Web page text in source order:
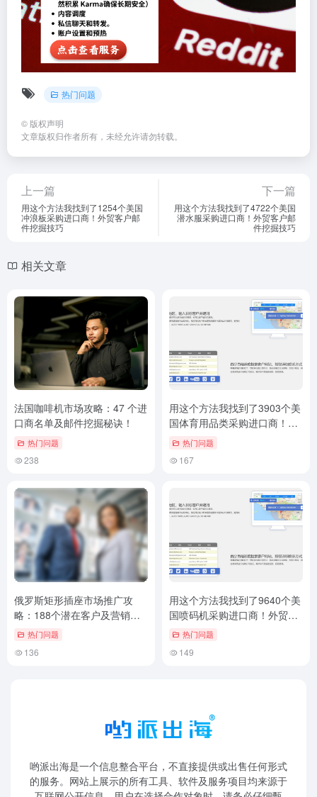
热门问题
© 版权声明
文章版权归作者所有，未经允许请勿转载。
上一篇
用这个方法我找到了1254个美国
冲浪板采购进口商！外贸客户邮
件挖掘技巧
下一篇
用这个方法我找到了4722个美国
潜水服采购进口商！外贸客户邮
件挖掘技巧
相关文章
法国咖啡机市场攻略：47 个进
口商名单及邮件挖掘秘诀！
热门问题
238
用这个方法我找到了3903个美
国体育用品类采购进口商！外
贸客户邮件挖掘技巧
热门问题
167
俄罗斯矩形插座市场推广攻
略：188个潜在客户及营销秘
诀！热门问题
136
用这个方法我找到了9640个美
国喷码机采购进口商！外贸客
户挖掘技巧
热门问题
149
哟派出海是一个信息整合平台，不直接提供或出售任何形式
的服务。网站上展示的所有工具、软件及服务项目均来源于